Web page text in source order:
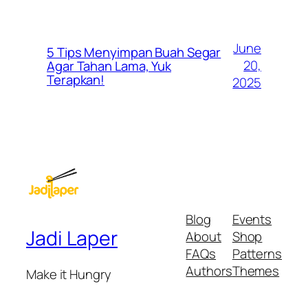
5 Tips Menyimpan Buah Segar
Agar Tahan Lama, Yuk
Terapkan!
June
20,
2025
Jadi Laper
Make it Hungry
Blog
About
FAQs
Authors
Events
Shop
Patterns
Themes